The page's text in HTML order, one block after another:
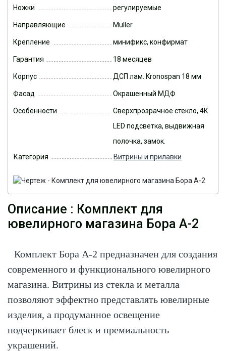
Ножки регулируемые
Направляющие Muller
Крепление минификс, конфирмат
Гарантия 18 месяцев
Корпус ДСП лам. Kronospan 18 мм
Фасад Окрашенный МДФ
Особенности
Сверхпрозрачное стекло, 4К
LED подсветка, выдвижная
полочка, замок.
Категория
Витрины и прилавки
Описание : Комплект для
ювелирного магазина Бора А-2
Комплект Бора А-2 предназначен для создания
современного и функционального ювелирного
магазина. Витрины из стекла и металла
позволяют эффектно представлять ювелирные
изделия, а продуманное освещение
подчеркивает блеск и премиальность
украшений.